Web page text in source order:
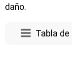
daño.
Tabla